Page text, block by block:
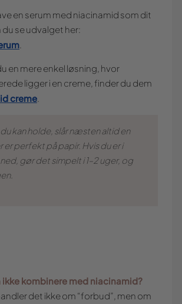
en serum med niacinamid som dit
du se udvalget her:
en mere enkel løsning, hvor
ligger i en creme, finder du dem
creme
du kan holde, slår næsten altid en
er perfekt på papir. Hvis du er i
gør det simpelt i 1–2 uger, og
ikke kombinere med niacinamid?
det ikke om “forbud”, men om